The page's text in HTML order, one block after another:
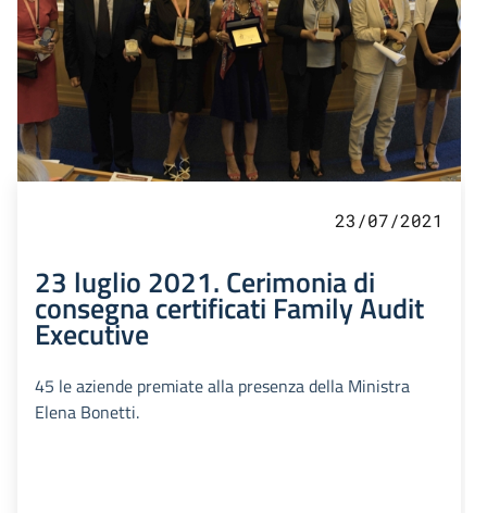
23/07/2021
23 luglio 2021. Cerimonia di
consegna certificati Family Audit
Executive
45 le aziende premiate alla presenza della Ministra
Elena Bonetti.